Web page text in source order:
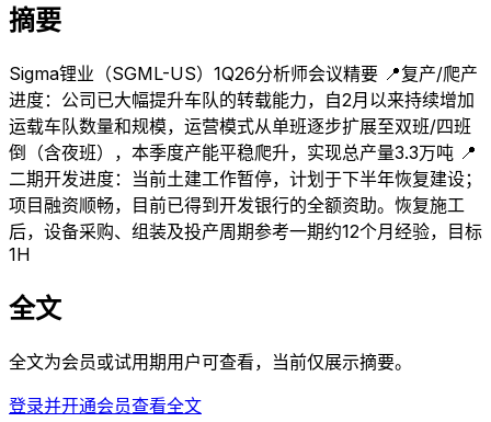
摘要
Sigma锂业（SGML-US）1Q26分析师会议精要 📍复产/爬产
进度：公司已大幅提升车队的转载能力，自2月以来持续增加
运载车队数量和规模，运营模式从单班逐步扩展至双班/四班
倒（含夜班），本季度产能平稳爬升，实现总产量3.3万吨 📍
二期开发进度：当前土建工作暂停，计划于下半年恢复建设；
项目融资顺畅，目前已得到开发银行的全额资助。恢复施工
后，设备采购、组装及投产周期参考一期约12个月经验，目标
1H
全文
全文为会员或试用期用户可查看，当前仅展示摘要。
登录并开通会员查看全文